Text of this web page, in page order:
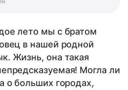
лето мы с братом
в нашей родной
Жизнь, она такая
Могла ли
о больших городах,